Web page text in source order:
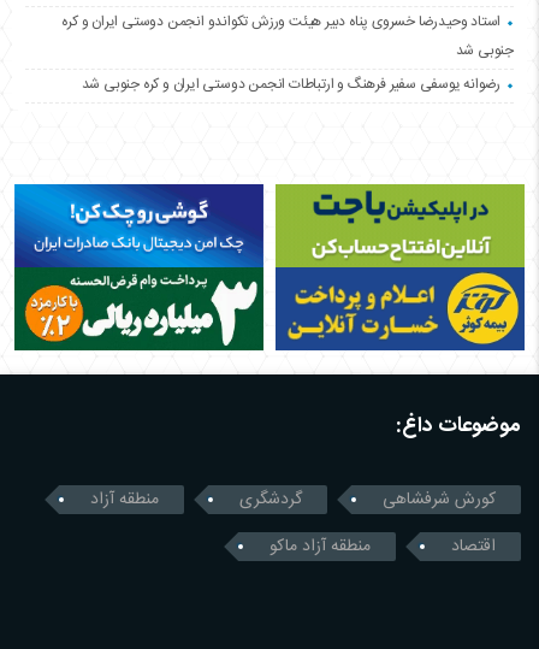
استاد وحیدرضا خسروی پناه دبیر هیئت ورزش تکواندو انجمن دوستی ایران و کره
جنوبی شد
رضوانه یوسفی سفیر فرهنگ و ارتباطات انجمن دوستی ایران و کره جنوبی شد
موضوعات داغ:
کورش شرفشاهی گردشگری
منطقه آزاد
اقتصاد
منطقه آزاد ماکو